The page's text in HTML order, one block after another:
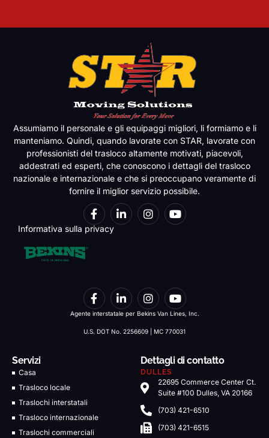
Assumiamo il personale e gli equipaggi migliori, li formiamo e li
manteniamo. Quindi, quando lavorate con STAR, lavorate con
professionisti del trasloco altamente motivati, piacevoli,
addestrati ed esperti, che conoscono i dettagli del trasloco
nazionale e internazionale e che si preoccupano veramente di
fornire il miglior servizio possibile.
Informativa sulla privacy
Agente interstatale per Bekins Van Lines, Inc.
U.S. DOT No. 2256609 | MC 770031
Servizi
Casa
Trasloco locale
Traslochi interstatali
Trasloco internazionale
Traslochi commerciali
Dettagli di contatto
DULLES
22695 Commerce Center Ct.
Suite #100 Dulles, VA 20166
(703) 421-6510
(703) 421-6515